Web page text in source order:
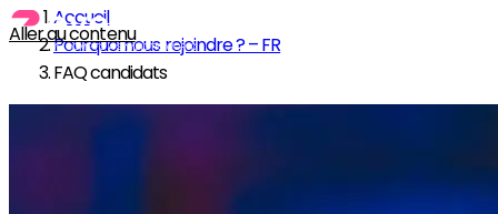
Aller au contenu
Accueil
Pourquoi nous rejoindre ? – FR
FAQ candidats